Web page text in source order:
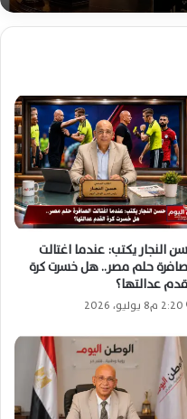
يصنع أمانك
النجار يكتب: عندما اغتالت
حلم مصر.. هل خسرت كرة
عدالتها؟
2:20 م8 يوليو، 2026